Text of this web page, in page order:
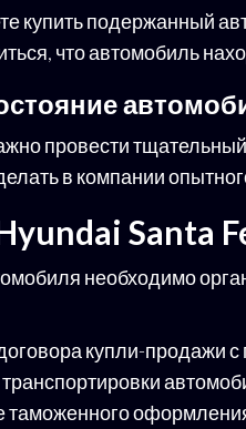
купить подержанный
что автомобиль
провести
в компании
Santa
необходимо
купли-продажи